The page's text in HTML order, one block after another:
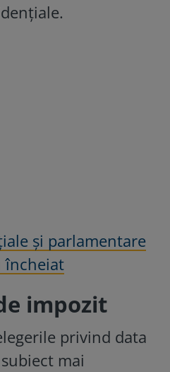
și parlamentare
încheiat
impozit
privind data
mai